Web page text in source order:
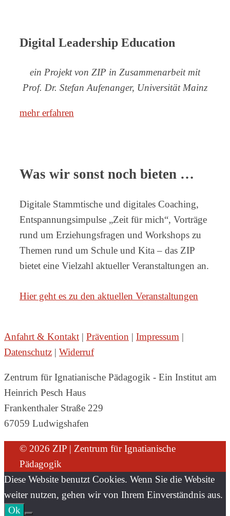
Digital Leadership Education
ein Projekt von ZIP in Zusammenarbeit mit
Prof. Dr. Stefan Aufenanger, Universität Mainz
mehr erfahren
Was wir sonst noch bieten …
Digitale Stammtische und digitales Coaching,
Entspannungsimpulse „Zeit für mich“, Vorträge
rund um Erziehungsfragen und Workshops zu
Themen rund um Schule und Kita – das ZIP
bietet eine Vielzahl aktueller Veranstaltungen an.
Hier geht es zu den aktuellen Veranstaltungen
Anfahrt & Kontakt | Prävention | Impressum |
Datenschutz | Widerruf
Zentrum für Ignatianische Pädagogik - Ein Institut am
Heinrich Pesch Haus
Frankenthaler Straße 229
67059 Ludwigshafen
© 2026 ZIP | Zentrum für Ignatianische
Pädagogik
Diese Website benutzt Cookies. Wenn Sie die Website
weiter nutzen, gehen wir von Ihrem Einverständnis aus.
Ok